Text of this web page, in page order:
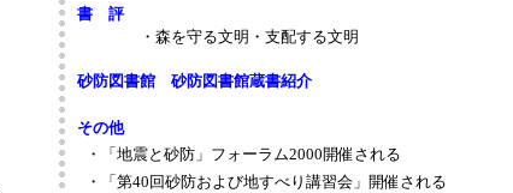
書 評
・森を守る文明・支配する文明
砂防図書館 砂防図書館蔵書紹介
その他
・「地震と砂防」フォーラム2000開催される
・「第40回砂防および地すべり講習会」開催される